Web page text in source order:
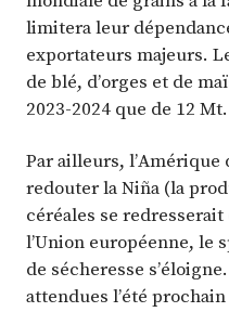
limitera leur
exportateurs majeurs.
de blé, d’orges et de
2023-2024 que de 12 Mt.
Par ailleurs, l’Amérique
redouter la Niña (la
céréales se
l’Union européenne, le
de sécheresse
attendues l’été